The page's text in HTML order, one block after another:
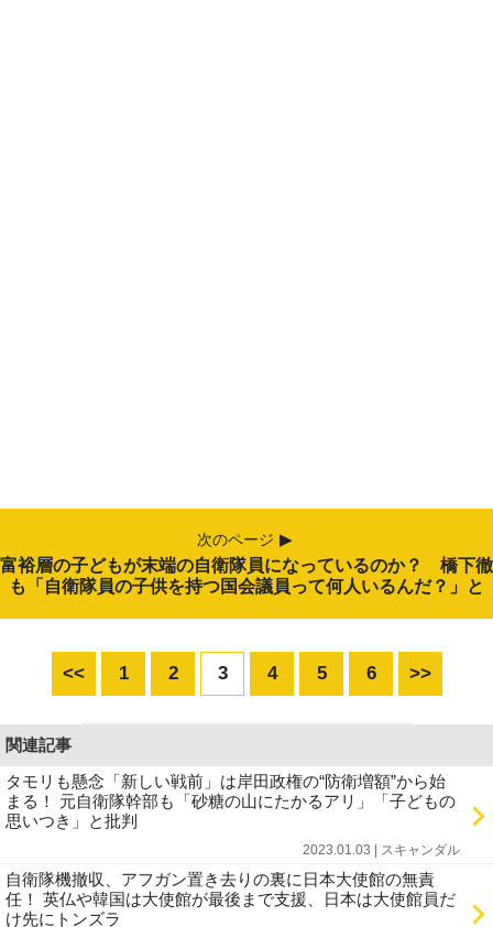
次のページ
富裕層の子どもが末端の自衛隊員になっているのか？ 橋下徹
も「自衛隊員の子供を持つ国会議員って何人いるんだ？」と
<< 1 2 3 4 5 6 >>
関連記事
タモリも懸念「新しい戦前」は岸田政権の“防衛増額”から始
まる！ 元自衛隊幹部も「砂糖の山にたかるアリ」「子どもの
思いつき」と批判
2023.01.03 | スキャンダル
自衛隊機撤収、アフガン置き去りの裏に日本大使館の無責
任！ 英仏や韓国は大使館が最後まで支援、日本は大使館員だ
け先にトンズラ